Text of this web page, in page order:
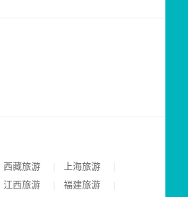
西藏旅游 上海旅游
江西旅游 福建旅游